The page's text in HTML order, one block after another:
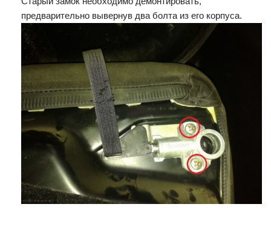
предварительно вывернув два болта из его корпуса.